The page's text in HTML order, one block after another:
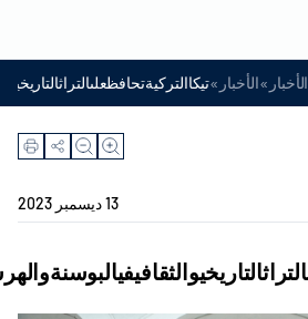
الأخبار »الأخبار »
13 ديسمبر 2023